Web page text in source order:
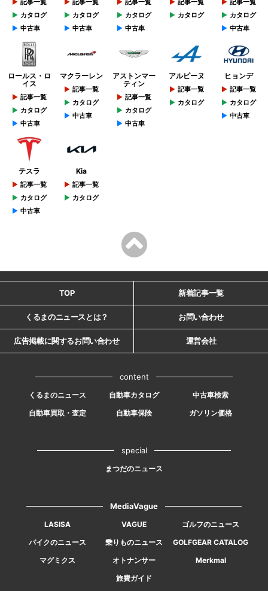
記事一覧
カタログ
中古車
記事一覧
カタログ
中古車
記事一覧
カタログ
中古車
記事一覧
カタログ
記事一覧
カタログ
中古車
ロールス・ロ
イス
記事一覧
カタログ
中古車
マクラーレン
記事一覧
カタログ
中古車
アストンマー
ティン
記事一覧
カタログ
中古車
アルピーヌ
記事一覧
カタログ
ヒョンデ
記事一覧
カタログ
中古車
テスラ
記事一覧
カタログ
中古車
Kia
記事一覧
カタログ
TOP 新着記事一覧
くるまのニュースとは？ お問い合わせ
広告掲載に関するお問い合わせ 運営会社
content
くるまのニュース 自動車カタログ
中古車検索
自動車買取・査定
自動車保険 ガソリン価格
special
まつだのニュース
MediaVague
LASISA VAGUE
ゴルフのニュース
バイクのニュース
乗りものニュース
GOLFGEAR CATALOG
マグミクス
オトナンサー
Merkmal
旅費ガイド